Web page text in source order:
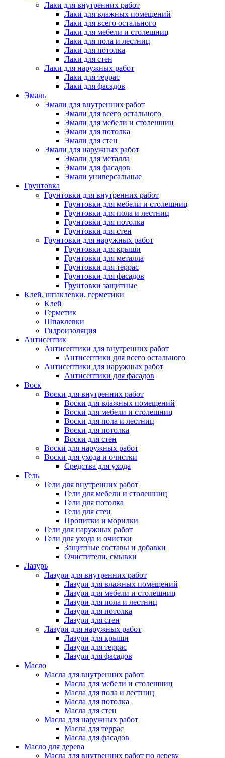
Лаки для внутренних работ
Лаки для влажных помещений
Лаки для всего остального
Лаки для мебели и столешниц
Лаки для пола и лестниц
Лаки для потолка
Лаки для стен
Лаки для наружных работ
Лаки для террас
Лаки для фасадов
Эмаль
Эмали для внутренних работ
Эмали для всего остального
Эмали для мебели и столешниц
Эмали для потолка
Эмали для стен
Эмали для наружных работ
Эмали для металла
Эмали для фасадов
Эмали универсальные
Грунтовка
Грунтовки для внутренних работ
Грунтовки для мебели и столешниц
Грунтовки для пола и лестниц
Грунтовки для потолка
Грунтовки для стен
Грунтовки для наружных работ
Грунтовки для крыши
Грунтовки для металла
Грунтовки для террас
Грунтовки для фасадов
Грунтовки защитные
Клей, шпаклевки, герметики
Клей
Герметик
Шпаклевки
Гидроизоляция
Антисептик
Антисептики для внутренних работ
Антисептики для всего остального
Антисептики для наружных работ
Антисептики для фасадов
Воск
Воски для внутренних работ
Воски для влажных помещений
Воски для мебели и столешниц
Воски для пола и лестниц
Воски для потолка
Воски для стен
Воски для наружных работ
Воски для ухода и очистки
Средства для ухода
Гель
Гели для внутренних работ
Гели для мебели и столешниц
Гели для потолка
Гели для стен
Пропитки и морилки
Гели для наружных работ
Гели для ухода и очистки
Защитные составы и добавки
Очистители, смывки
Лазурь
Лазури для внутренних работ
Лазури для влажных помещений
Лазури для мебели и столешниц
Лазури для пола и лестниц
Лазури для потолка
Лазури для стен
Лазури для наружных работ
Лазури для крыши
Лазури для террас
Лазури для фасадов
Масло
Масла для внутренних работ
Масла для мебели и столешниц
Масла для пола и лестниц
Масла для потолка
Масла для стен
Масла для наружных работ
Масла для террас
Масла для фасадов
Масло для дерева
Масла для внутренних работ по дереву